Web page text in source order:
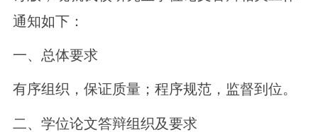
通知如下：
一、总体要求
有序组织，保证质量；程序规范，监督到位。
二、学位论文答辩组织及要求